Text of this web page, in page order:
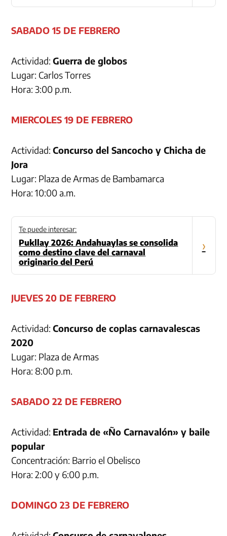
SABADO 15 DE FEBRERO
Actividad:Guerra de globos
Lugar: Carlos Torres
Hora: 3:00 p.m.
MIERCOLES 19 DE FEBRERO
Actividad:Concurso del Sancocho y Chicha de
Jora
Lugar: Plaza de Armas de Bambamarca
Hora: 10:00 a.m.
Te puede interesar:
Pukllay 2026: Andahuaylas se consolida
como destino clave del carnaval
originario del Perú
›
JUEVES 20 DE FEBRERO
Actividad:Concurso de coplas carnavalescas
2020
Lugar: Plaza de Armas
Hora: 8:00 p.m.
SABADO 22 DE FEBRERO
Actividad: Entrada de «Ño Carnavalón» y baile
popular
Concentración: Barrio el Obelisco
Hora: 2:00 y 6:00 p.m.
DOMINGO 23 DE FEBRERO